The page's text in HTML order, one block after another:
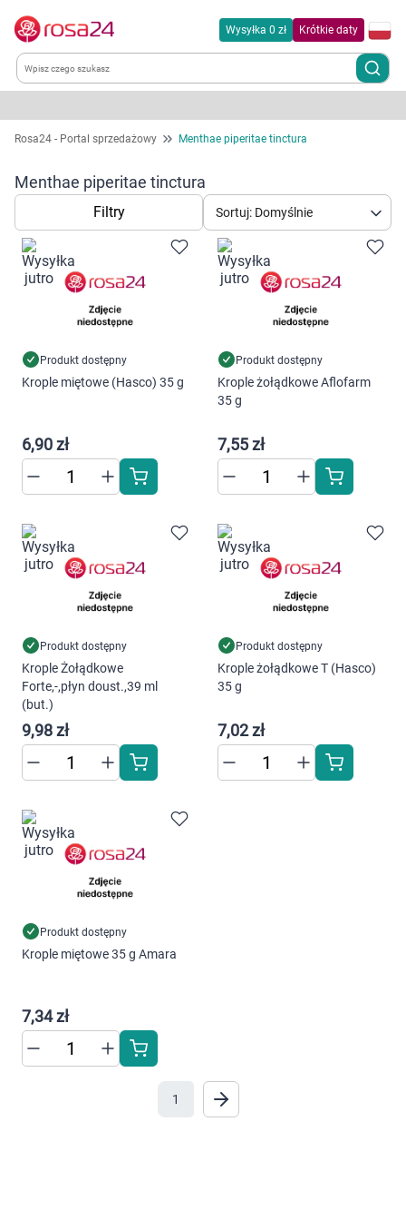
Korzystamy z plików cookies w celu
preferencji. Więcej informacji znajdziesz w
naszejpolityce prywatności. Możesz określić
warunki przechowywania lub dostępu do
"Ustawienia" lub możesz zaakceptować
ustawienia wszystkich cookies klikając
AKCEPTUJĘ WSZYSTKIE
Wysyłka 0 zł Krótkie daty
Kategorie
Chemia gospodarcza
Dla zwierząt
Dom i ogród
Kobieta w ciąży i mama
Higiena
Mężczyzna
Zdrowy styl życia
Zabawki
Sprzęt medyczny
Motoryzacja
Grupy produktowe
Marki
Rosa24 - Portal sprzedażowy Menthae piperitae tinctura
Menthae piperitae tinctura
Filtry Sortuj: Domyślnie
Produkt dostępny
Krople miętowe (Hasco) 35 g
6,90 zł
Produkt dostępny
Krople żołądkowe Aflofarm
35 g
7,55 zł
Produkt dostępny
Krople Żołądkowe
Forte,-,płyn doust.,39 ml
(but.)
9,98 zł
Produkt dostępny
Krople żołądkowe T (Hasco)
35 g
7,02 zł
Produkt dostępny
Krople miętowe 35 g Amara
7,34 zł
1